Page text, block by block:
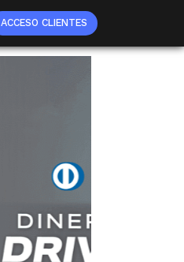
ACCESO CLIENTES